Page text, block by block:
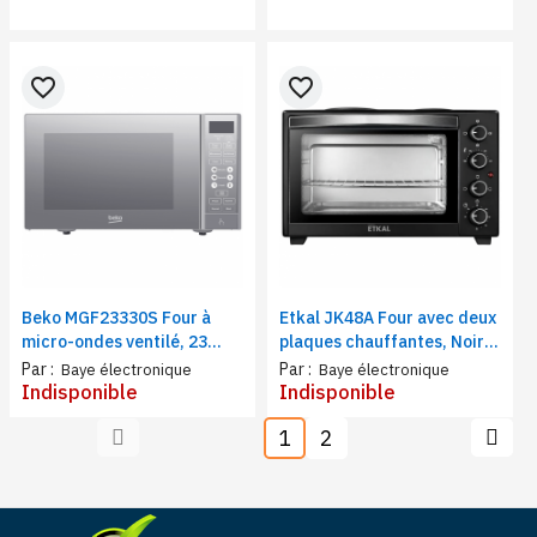
Beko MGF23330S Four à
micro-ondes ventilé, 23
litres, Plateau en verre,
Arrêt automatique,
Par : Baye électronique
favorite_border
Indisponible
Etkal JK48A Four avec deux
plaques chauffantes, Noir,
48 Litres, 2000W, 60min,
Acier inox
Par : Baye électronique
favorite_border
Indisponible
1 2